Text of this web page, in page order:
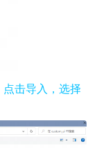
点击导入，选择